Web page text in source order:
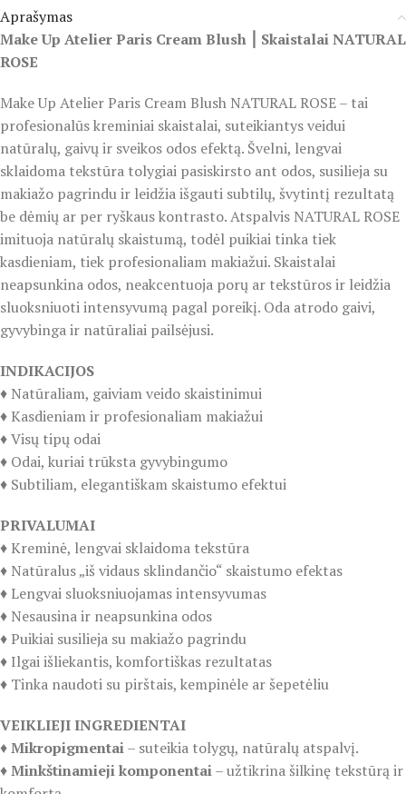
Aprašymas
Make Up Atelier Paris Cream Blush ⎮ Skaistalai NATURAL
ROSE
Make Up Atelier Paris Cream Blush NATURAL ROSE – tai
profesionalūs kreminiai skaistalai, suteikiantys veidui
natūralų, gaivų ir sveikos odos efektą. Švelni, lengvai
sklaidoma tekstūra tolygiai pasiskirsto ant odos, susilieja su
makiažo pagrindu ir leidžia išgauti subtilų, švytintį rezultatą
be dėmių ar per ryškaus kontrasto. Atspalvis NATURAL ROSE
imituoja natūralų skaistumą, todėl puikiai tinka tiek
kasdieniam, tiek profesionaliam makiažui. Skaistalai
neapsunkina odos, neakcentuoja porų ar tekstūros ir leidžia
sluoksniuoti intensyvumą pagal poreikį. Oda atrodo gaivi,
gyvybinga ir natūraliai pailsėjusi.
INDIKACIJOS
♦️ Natūraliam, gaiviam veido skaistinimui
♦️ Kasdieniam ir profesionaliam makiažui
♦️ Visų tipų odai
♦️ Odai, kuriai trūksta gyvybingumo
♦️ Subtiliam, elegantiškam skaistumo efektui
PRIVALUMAI
♦️ Kreminė, lengvai sklaidoma tekstūra
♦️ Natūralus „iš vidaus sklindančio“ skaistumo efektas
♦️ Lengvai sluoksniuojamas intensyvumas
♦️ Nesausina ir neapsunkina odos
♦️ Puikiai susilieja su makiažo pagrindu
♦️ Ilgai išliekantis, komfortiškas rezultatas
♦️ Tinka naudoti su pirštais, kempinėle ar šepetėliu
VEIKLIEJI INGREDIENTAI
♦️Mikropigmentai– suteikia tolygų, natūralų atspalvį.
♦️Minkštinamieji komponentai– užtikrina šilkinę tekstūrą ir